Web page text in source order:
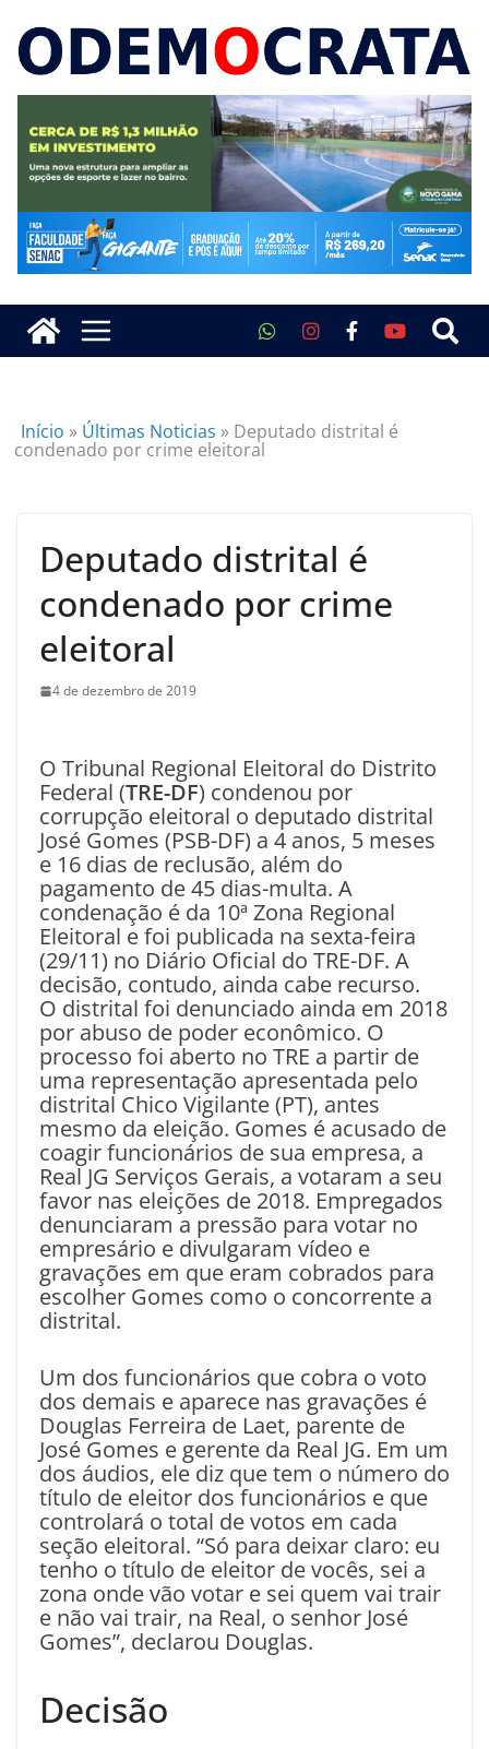
Início » Últimas Noticias » Deputado distrital é
condenado por crime eleitoral
Deputado distrital é
condenado por crime
eleitoral
4 de dezembro de 2019
O Tribunal Regional Eleitoral do Distrito
Federal (TRE-DF) condenou por
corrupção eleitoral o deputado distrital
José Gomes (PSB-DF) a 4 anos, 5 meses
e 16 dias de reclusão, além do
pagamento de 45 dias-multa. A
condenação é da 10ª Zona Regional
Eleitoral e foi publicada na sexta-feira
(29/11) no Diário Oficial do TRE-DF. A
decisão, contudo, ainda cabe recurso.
O distrital foi denunciado ainda em 2018
por abuso de poder econômico. O
processo foi aberto no TRE a partir de
uma representação apresentada pelo
distrital Chico Vigilante (PT), antes
mesmo da eleição. Gomes é acusado de
coagir funcionários de sua empresa, a
Real JG Serviços Gerais, a votaram a seu
favor nas eleições de 2018. Empregados
denunciaram a pressão para votar no
empresário e divulgaram vídeo e
gravações em que eram cobrados para
escolher Gomes como o concorrente a
distrital.
Um dos funcionários que cobra o voto
dos demais e aparece nas gravações é
Douglas Ferreira de Laet, parente de
José Gomes e gerente da Real JG. Em um
dos áudios, ele diz que tem o número do
título de eleitor dos funcionários e que
controlará o total de votos em cada
seção eleitoral. “Só para deixar claro: eu
tenho o título de eleitor de vocês, sei a
zona onde vão votar e sei quem vai trair
e não vai trair, na Real, o senhor José
Gomes”, declarou Douglas.
Decisão